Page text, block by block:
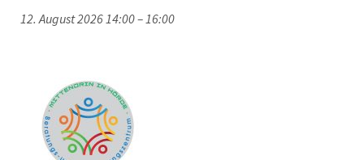
12. August 2026 14:00–16:00